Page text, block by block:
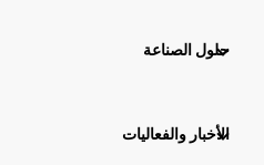
حلول الصناعة
الأخبار والفعاليات